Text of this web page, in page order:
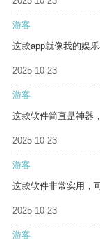
游客
这款app就像我的娱
2025-10-23
游客
这款软件简直是神器
2025-10-23
游客
这款软件非常实用，
2025-10-23
游客